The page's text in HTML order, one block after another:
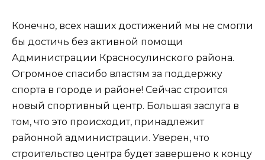
Конечно, всех наших достижений мы не смогли
бы достичь без активной помощи
Администрации Красносулинского района.
Огромное спасибо властям за поддержку
спорта в городе и районе! Сейчас строится
новый спортивный центр. Большая заслуга в
том, что это происходит, принадлежит
районной администрации. Уверен, что
строительство центра будет завершено к концу